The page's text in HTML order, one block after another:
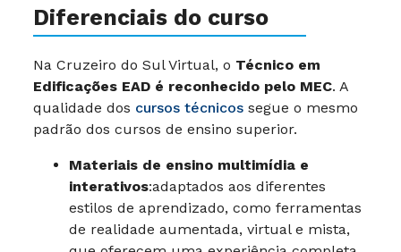
Diferenciais do curso
Na Cruzeiro do Sul Virtual, o Técnico em
Edificações EAD é reconhecido pelo MEC. A
qualidade dos cursos técnicos segue o mesmo
padrão dos cursos de ensino superior.
Materiais de ensino multimídia e
interativos:adaptados aos diferentes
estilos de aprendizado, como ferramentas
de realidade aumentada, virtual e mista,